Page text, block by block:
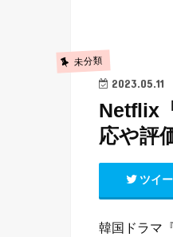
未分類
2023.05.11
Netflix
応や評
ツイ
韓国ドラマ